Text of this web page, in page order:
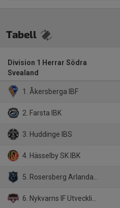
Tabell
Division 1 Herrar Södra
Svealand
1. Åkersberga IBF
2. Farsta IBK
3. Huddinge IBS
4. Hässelby SK IBK
5. Rosersberg Arlanda IBK
6. Nykvarns IF Utveckling